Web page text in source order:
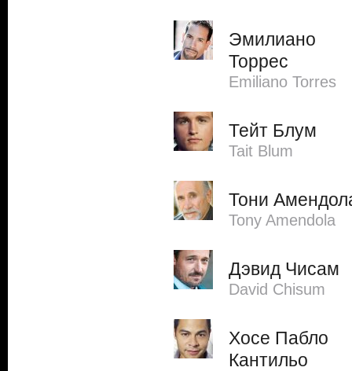
Эмилиано
Торрес
Emiliano Torres
Тейт Блум
Tait Blum
Тони
Tony Amendola
Дэвид Чисам
David Chisum
Хосе Пабло
Кантильо